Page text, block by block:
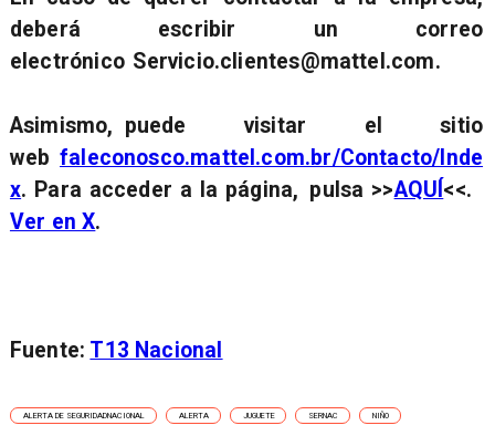
deberá escribir un correo
electrónico Servicio.clientes@mattel.com.
Asimismo, puede visitar el sitio
web faleconosco.mattel.com.br/Contacto/Inde
x. Para acceder a la página, pulsa >>AQUÍ <<.
Ver en X.
Fuente: T13 Nacional
ALERTA DE SEGURIDADNACIONAL ALERTA JUGUETE SERNAC NIÑO